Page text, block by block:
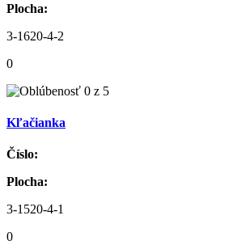
Plocha:
3-1620-4-2
0
Kľačianka
Číslo:
Plocha:
3-1520-4-1
0